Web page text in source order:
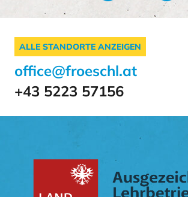
ALLE STANDORTE ANZEIGEN
office@froeschl.at
+43 5223 57156